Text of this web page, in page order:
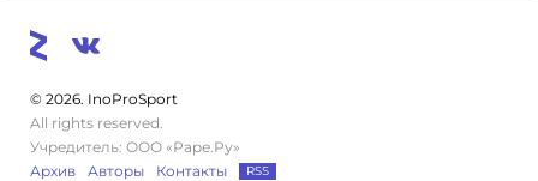
© 2026. InoProSport
All rights reserved.
Учредитель: ООО «Раре.Ру»
Архив
Авторы Контакты RSS